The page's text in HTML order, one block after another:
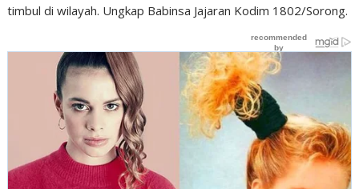
timbul di wilayah. Ungkap Babinsa Jajaran Kodim 1802/Sorong.